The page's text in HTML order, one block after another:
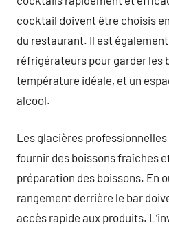
cocktail doivent être choisis
du restaurant. Il est
réfrigérateurs pour garder les
température idéale, et un
alcool.
Les glacières
fournir des boissons fraîches
préparation des boissons. En
rangement derrière le bar
accès rapide aux produits.